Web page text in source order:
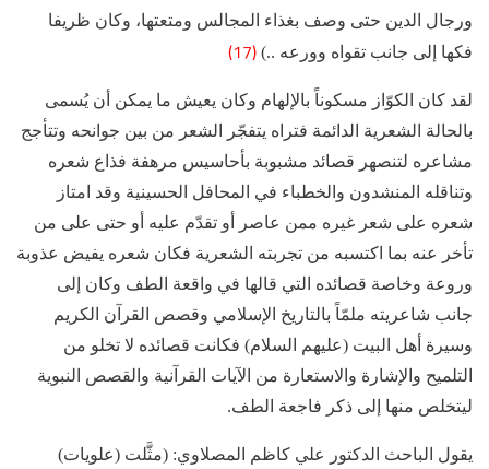
ورجال الدين حتى وصف بغذاء المجالس ومتعتها، وكان ظريفا
فكها إلى جانب تقواه وورعه ..) (17)
لقد كان الكوّاز مسكوناً بالإلهام وكان يعيش ما يمكن أن يُسمى
بالحالة الشعرية الدائمة فتراه يتفجّر الشعر من بين جوانحه وتتأجج
مشاعره لتنصهر قصائد مشبوبة بأحاسيس مرهفة فذاع شعره
وتناقله المنشدون والخطباء في المحافل الحسينية وقد امتاز
شعره على شعر غيره ممن عاصر أو تقدّم عليه أو حتى على من
تأخر عنه بما اكتسبه من تجربته الشعرية فكان شعره يفيض عذوبة
وروعة وخاصة قصائده التي قالها في واقعة الطف وكان إلى
جانب شاعريته ملمّاً بالتاريخ الإسلامي وقصص القرآن الكريم
وسيرة أهل البيت (عليهم السلام) فكانت قصائده لا تخلو من
التلميح والإشارة والاستعارة من الآيات القرآنية والقصص النبوية
ليتخلص منها إلى ذكر فاجعة الطف.
يقول الباحث الدكتور علي كاظم المصلاوي: (مثَّلت (علويات)